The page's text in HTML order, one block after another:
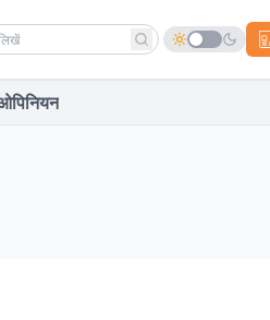
news